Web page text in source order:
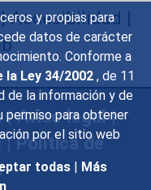
y propias para
datos de carácter
Conforme a
la Ley 34/2002 , de 11
de la información y de
permiso para obtener
por el sitio web
todas | Más
Accesibilidad |
|Aviso legal|
|Política de